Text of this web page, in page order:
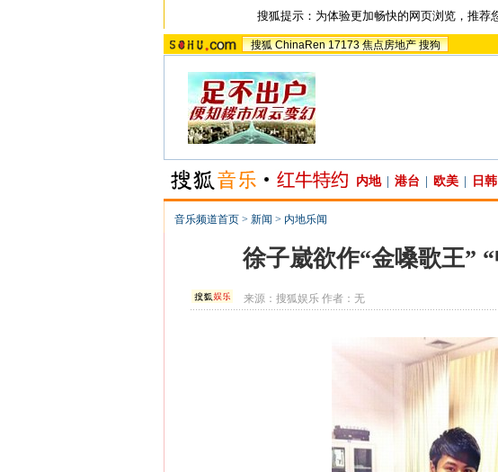
搜狐提示：为体验更加畅快的网页浏览，推荐
搜狐 ChinaRen 17173 焦点房地产 搜狗
内地 港台 欧美 日韩
音乐频道首页 > 新闻 > 内地乐闻
徐子崴欲作“金嗓歌王”
来源：搜狐娱乐 作者：无